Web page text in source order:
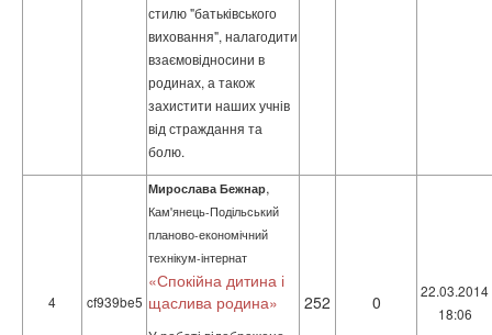
стилю "батьківського
виховання", налагодити
взаємовідносини в
родинах, а також
захистити наших учнів
від страждання та
болю.
4 cf939be5
Мирослава Бежнар,
Кам'янець-Подільський
планово-економічний
технікум-інтернат
«Спокійна дитина і
щаслива родина»
252 0
22.03.2014
18:06